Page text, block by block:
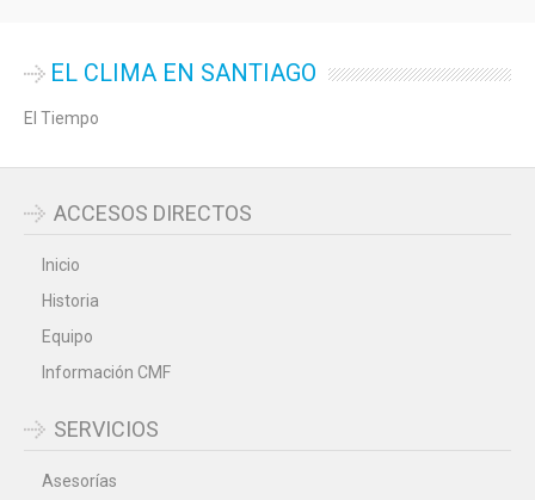
EL CLIMA EN SANTIAGO
El Tiempo
ACCESOS DIRECTOS
Inicio
Historia
Equipo
Información CMF
SERVICIOS
Asesorías